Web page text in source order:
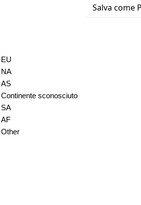
Salva come
EU
NA
AS
Continente sconosciuto
SA
AF
Other